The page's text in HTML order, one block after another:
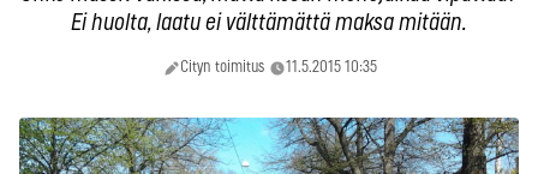
Ei huolta, laatu ei välttämättä maksa mitään.
Cityn toimitus 11.5.2015 10:35